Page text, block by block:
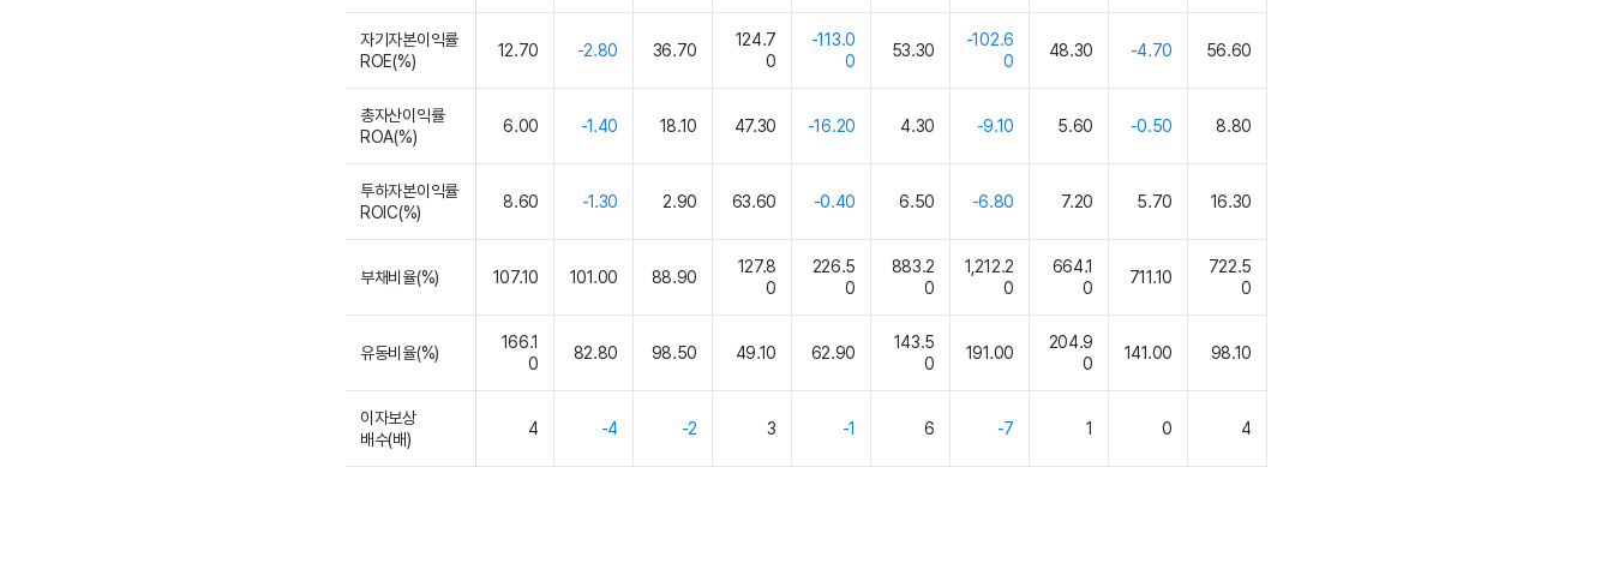
자기자본이익률
ROE(%)
12.70 -2.80 36.70
124.7
0
-113.0
0
53.30
-102.6
0
48.30 -4.70 56.60
총자산이익률
ROA(%)
6.00 -1.40 18.10 47.30 -16.20 4.30 -9.10 5.60 -0.50 8.80
투하자본이익률
ROIC(%)
8.60 -1.30 2.90 63.60 -0.40 6.50 -6.80 7.20 5.70 16.30
부채비율(%) 107.10 101.00 88.90
127.8
0
226.5
0
883.2
0
1,212.2
0
664.1
0
711.10
722.5
0
유동비율(%)
166.1
0
82.80 98.50 49.10 62.90
143.5
0
191.00
204.9
0
141.00 98.10
이자보상
배수(배)
4 -4 -2 3 -1 6 -7 1 0 4